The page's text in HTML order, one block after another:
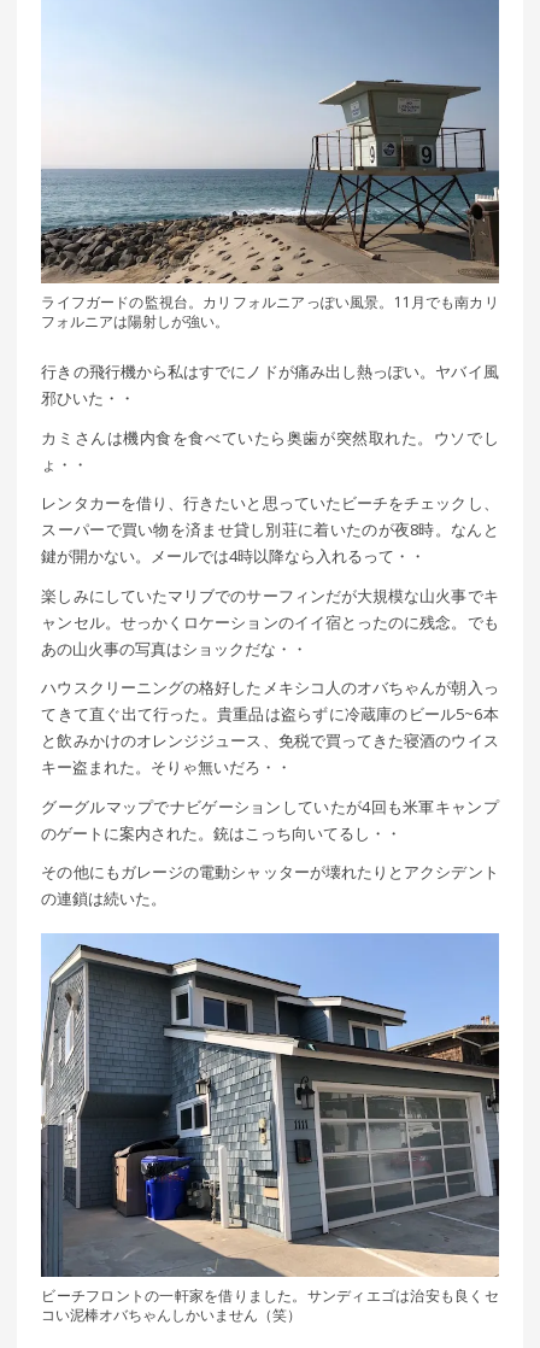
ライフガードの監視台。カリフォルニアっぽい風景。11月でも南カリ
フォルニアは陽射しが強い。
行きの飛行機から私はすでにノドが痛み出し熱っぽい。ヤバイ風
邪ひいた・・
カミさんは機内食を食べていたら奥歯が突然取れた。ウソでし
ょ・・
レンタカーを借り、行きたいと思っていたビーチをチェックし、
スーパーで買い物を済ませ貸し別荘に着いたのが夜8時。なんと
鍵が開かない。メールでは4時以降なら入れるって・・
楽しみにしていたマリブでのサーフィンだが大規模な山火事でキ
ャンセル。せっかくロケーションのイイ宿とったのに残念。でも
あの山火事の写真はショックだな・・
ハウスクリーニングの格好したメキシコ人のオバちゃんが朝入っ
てきて直ぐ出て行った。貴重品は盗らずに冷蔵庫のビール5~6本
と飲みかけのオレンジジュース、免税で買ってきた寝酒のウイス
キー盗まれた。そりゃ無いだろ・・
グーグルマップでナビゲーションしていたが4回も米軍キャンプ
のゲートに案内された。銃はこっち向いてるし・・
その他にもガレージの電動シャッターが壊れたりとアクシデント
の連鎖は続いた。
ビーチフロントの一軒家を借りました。サンディエゴは治安も良くセ
コい泥棒オバちゃんしかいません（笑）